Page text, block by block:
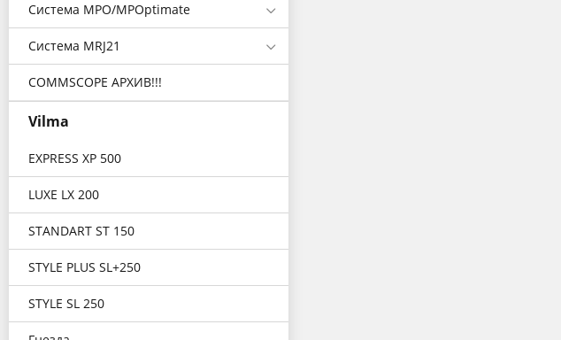
Система MPO/MPOptimate
Система MRJ21
COMMSCOPE АРХИВ!!!
Vilma
EXPRESS XP 500
LUXE LX 200
STANDART ST 150
STYLE PLUS SL+250
STYLE SL 250